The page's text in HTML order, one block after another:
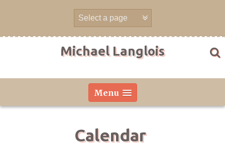
Michael Langlois
Menu
Calendar